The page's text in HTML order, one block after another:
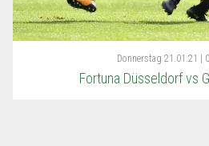
Donnerstag 21.01.21 |
Fortuna Düsseldorf vs